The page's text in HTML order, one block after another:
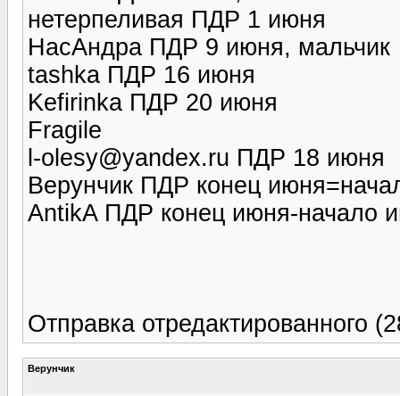
нетерпеливая ПДР 1 июня
НасАндра ПДР 9 июня, мальчик
tashka ПДР 16 июня
Kefirinka ПДР 20 июня
Fragile
l-olesy@yandex.ru ПДР 18 июня
Верунчик ПДР конец
AntikA ПДР конец июня-начало
Отправка отредактированного
Верунчик